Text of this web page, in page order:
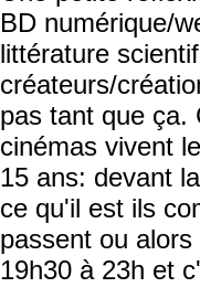
BD numérique/
littérature
créateurs/
pas tant que ça.
cinémas vivent
15 ans: devant
ce qu'il est ils
passent ou
19h30 à 23h et